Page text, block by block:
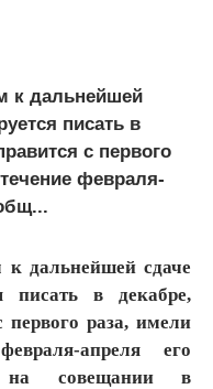
к дальнейшей
писать в
с первого
февраля-
к дальнейшей сдаче
писать в декабре,
первого раза, имели
апреля его
на совещании в